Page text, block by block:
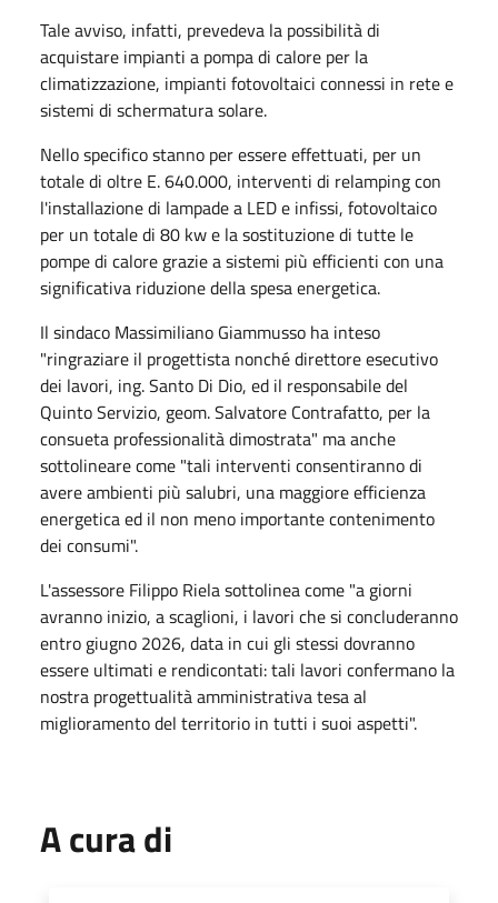
Tale avviso, infatti, prevedeva la possibilità di
acquistare impianti a pompa di calore per la
climatizzazione, impianti fotovoltaici connessi in rete e
sistemi di schermatura solare.
Nello specifico stanno per essere effettuati, per un
totale di oltre E. 640.000, interventi di relamping con
l'installazione di lampade a LED e infissi, fotovoltaico
per un totale di 80 kw e la sostituzione di tutte le
pompe di calore grazie a sistemi più efficienti con una
significativa riduzione della spesa energetica.
Il sindaco Massimiliano Giammusso ha inteso
"ringraziare il progettista nonché direttore esecutivo
dei lavori, ing. Santo Di Dio, ed il responsabile del
Quinto Servizio, geom. Salvatore Contrafatto, per la
consueta professionalità dimostrata" ma anche
sottolineare come "tali interventi consentiranno di
avere ambienti più salubri, una maggiore efficienza
energetica ed il non meno importante contenimento
dei consumi".
L'assessore Filippo Riela sottolinea come "a giorni
avranno inizio, a scaglioni, i lavori che si concluderanno
entro giugno 2026, data in cui gli stessi dovranno
essere ultimati e rendicontati: tali lavori confermano la
nostra progettualità amministrativa tesa al
miglioramento del territorio in tutti i suoi aspetti".
A cura di